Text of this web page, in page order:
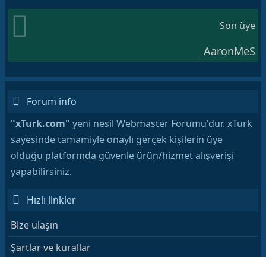
Son üye
AaronMeS
Forum info
"xTurk.com" yeni nesil Webmaster Forumu'dur. xTurk
sayesinde tamamiyle onaylı gerçek kişilerin üye
olduğu platformda güvenle ürün/hizmet alışverişi
yapabilirsiniz.
Hızlı linkler
Bize ulaşın
Şartlar ve kurallar